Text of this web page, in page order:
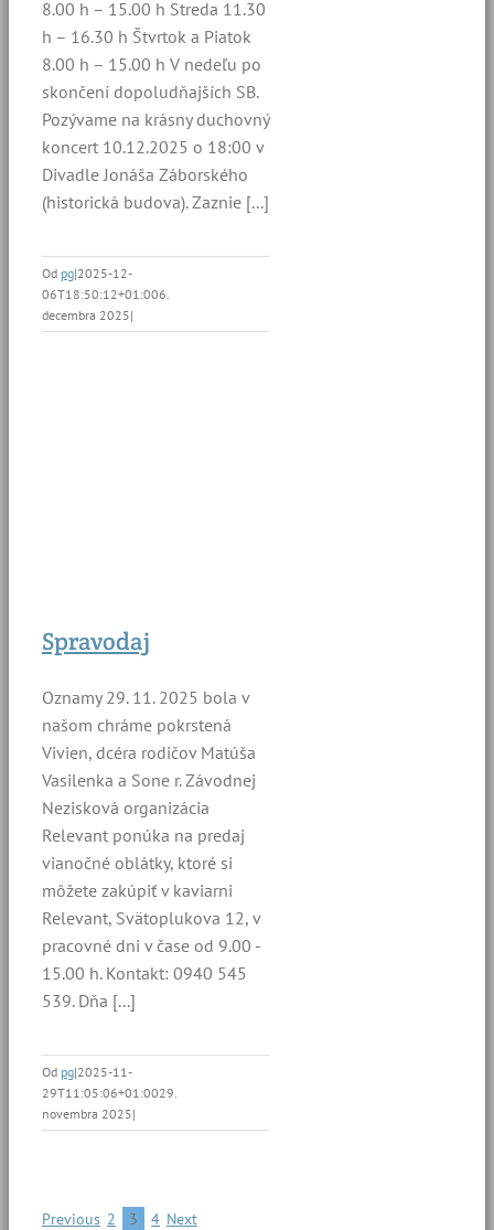
8.00 h – 15.00 h Streda 11.30
h – 16.30 h Štvrtok a Piatok
8.00 h – 15.00 h V nedeľu po
skončení dopoludňajších SB.
Pozývame na krásny duchovný
koncert 10.12.2025 o 18:00 v
Divadle Jonáša Záborského
(historická budova). Zaznie [...]
Od pg|2025-12-
06T18:50:12+01:006.
decembra 2025|
Spravodaj
Oznamy 29. 11. 2025 bola v
našom chráme pokrstená
Vivien, dcéra rodičov Matúša
Vasilenka a Sone r. Závodnej
Nezisková organizácia
Relevant ponúka na predaj
vianočné oblátky, ktoré si
môžete zakúpiť v kaviarni
Relevant, Svätoplukova 12, v
pracovné dni v čase od 9.00 -
15.00 h. Kontakt: 0940 545
539. Dňa [...]
Od pg|2025-11-
29T11:05:06+01:0029.
novembra 2025|
Previous 2 3 4 Next